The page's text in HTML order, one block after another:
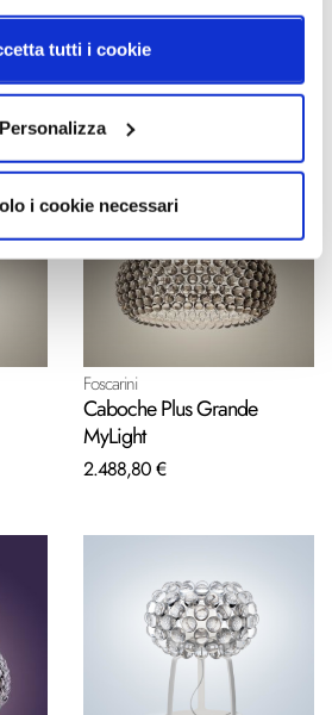
tutti i cookie
Personalizza
i cookie necessari
Foscarini
Caboche Plus Media MyLight
Foscarini
Caboche Plus Grande
MyLight
2.488,80 €